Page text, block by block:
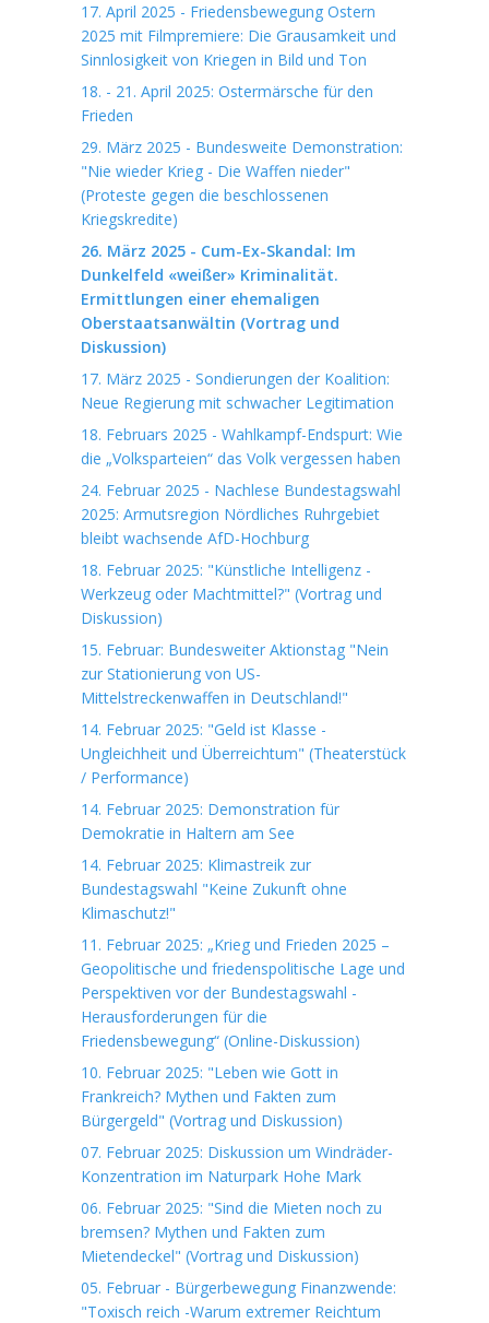
17. April 2025 - Friedensbewegung Ostern
2025 mit Filmpremiere: Die Grausamkeit und
Sinnlosigkeit von Kriegen in Bild und Ton
18. - 21. April 2025: Ostermärsche für den
Frieden
29. März 2025 - Bundesweite Demonstration:
"Nie wieder Krieg - Die Waffen nieder"
(Proteste gegen die beschlossenen
Kriegskredite)
26. März 2025 - Cum-Ex-Skandal: Im
Dunkelfeld «weißer» Kriminalität.
Ermittlungen einer ehemaligen
Oberstaatsanwältin (Vortrag und
Diskussion)
17. März 2025 - Sondierungen der Koalition:
Neue Regierung mit schwacher Legitimation
18. Februars 2025 - Wahlkampf-Endspurt: Wie
die „Volksparteien“ das Volk vergessen haben
24. Februar 2025 - Nachlese Bundestagswahl
2025: Armutsregion Nördliches Ruhrgebiet
bleibt wachsende AfD-Hochburg
18. Februar 2025: "Künstliche Intelligenz -
Werkzeug oder Machtmittel?" (Vortrag und
Diskussion)
15. Februar: Bundesweiter Aktionstag "Nein
zur Stationierung von US-
Mittelstreckenwaffen in Deutschland!"
14. Februar 2025: "Geld ist Klasse -
Ungleichheit und Überreichtum" (Theaterstück
/ Performance)
14. Februar 2025: Demonstration für
Demokratie in Haltern am See
14. Februar 2025: Klimastreik zur
Bundestagswahl "Keine Zukunft ohne
Klimaschutz!"
11. Februar 2025: „Krieg und Frieden 2025 –
Geopolitische und friedenspolitische Lage und
Perspektiven vor der Bundestagswahl -
Herausforderungen für die
Friedensbewegung“ (Online-Diskussion)
10. Februar 2025: "Leben wie Gott in
Frankreich? Mythen und Fakten zum
Bürgergeld" (Vortrag und Diskussion)
07. Februar 2025: Diskussion um Windräder-
Konzentration im Naturpark Hohe Mark
06. Februar 2025: "Sind die Mieten noch zu
bremsen? Mythen und Fakten zum
Mietendeckel" (Vortrag und Diskussion)
05. Februar - Bürgerbewegung Finanzwende:
"Toxisch reich -Warum extremer Reichtum